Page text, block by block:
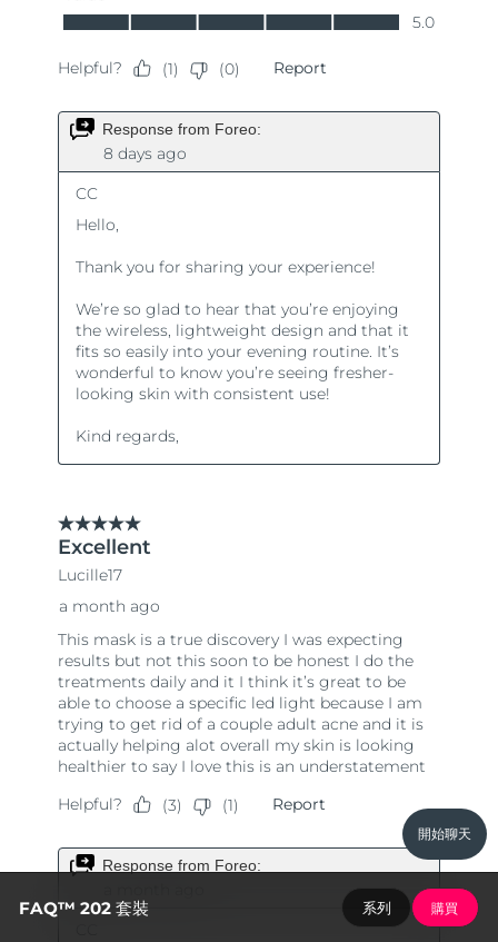
開始聊天
FAQ™ 202 套裝 系列 購買